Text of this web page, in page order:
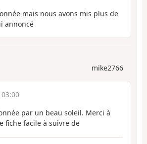
mais nous avons mis plus de
annoncé
mike2766
par un beau soleil. Merci à
fiche facile à suivre de